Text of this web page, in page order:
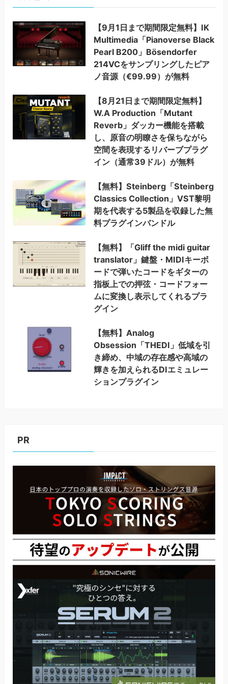
【9月1日まで期間限定無料】IK
Multimedia「Pianoverse Black
Pearl B200」Bösendorfer
214VCをサンプリングしたピア
ノ音源（€99.99）が無料
【8月21日まで期間限定無料】
W.A Production「Mutant
Reverb」ダッカー機能を搭載
し、原音の明瞭さを保ちながら
空間を表現するリバーブプラグ
イン（通常39ドル）が無料
【無料】Steinberg「Steinberg
Classics Collection」VST黎明
期を代表する5製品を収録した無
料プラグインバンドル
【無料】「Gliff the midi guitar
translator」鍵盤・MIDIキーボ
ードで弾いたコードをギターの
指板上での押弦・コードフォー
ムに変換し表示してくれるプラ
グイン
【無料】Analog
Obsession「THEDI」低域を引
き締め、中域の存在感や高域の
輝きを加えられるDIエミュレー
ションプラグイン
PR